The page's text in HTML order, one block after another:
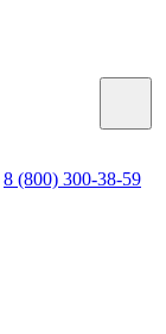
8 (800) 300-38-59